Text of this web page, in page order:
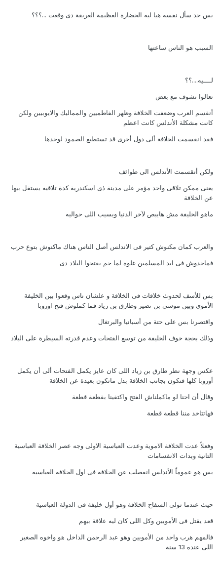
بس حد سأل نفسه هيا ليه الحضارة العظيمة العريقة دى وقعت ...؟؟؟
السبب هو الناس ساعتها
لــــيه....؟؟
تعالوا نشوف مع بعض
أنقسم العرب وضعفت الخلافة وظهر الفاطميين والمماليك والايوبيين ولكن
كانت مشكلة الأندلس كانت اعظم
فقد انقسمت الخلافة ألى دول أخرى قد تستطيع الصمود لوحدها
ولكن أنقسمت الأندلس الى طوائف
يعنى ممكن تلاقى واحد مؤمر على مدينة ذى اسكندرية كدة تلاقيه يستقل بيها
عن الخلافة
ماهو الخليفة مش هايبص لآخر الدنيا ويسيب اللى حواليه
والعرب كمان مكنوش كتير فى الاندلس أصل الناس هناك ماكنوش بتوع حرب
فماخدوش فى ايد المسلمين غلوة لما جم يفتحوا البلاد دى
بس للأسف لحدوث خلافات فى الخلافة و علشان ناس وقعوا بين الخليفة
الأموى وبين موسى بن نصير وطارق بن زياد فما كملوش فتح اوروبا
واقتصرنا بس على حتة من أسبانيا والبرتغال
وذلك بحجة خوف الخليفة من توسع الفتحات وعدم قدرته السيطرة على البلاد
عكس وجهة نظر طارق بن زياد اللى كان عايز يكمل الفتحات ألى أن يكمل
أوروبا كلها فتكون بجانب الخلافة بدل ماتكون بعيدة عن الخلافة
وقال أن احنا لو ماكملناش الفتح واكتفينا بقطعة قطعة
فهاتتاخد مننا قطعة قطعة
وفعلاً عدت الخلافة الاموية وعدت العباسية الاولى وجه عصر الخلافة العباسية
التانية وبدات الانقسامات
بس هو عموماً الأندلس انفصلت عن الخلافة فى اول الخلافة العباسية
حيث عندما تولى السفاح الخلافة وهو أول خليفة فى الدولة العباسية
قعد يقتل فى الأمويين وكل اللى كان ليه علاقة بيهم
فالمهم هرب واحد من الأمويين وهو عبد الرحمن الداخل هو واخوه الصغير
اللى عنده 13 سنة